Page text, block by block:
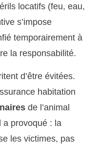
locatifs (feu, eau,
s’impose
temporairement à
la responsabilité.
d’être évitées.
habitation
de l’animal
a provoqué : la
les victimes, pas